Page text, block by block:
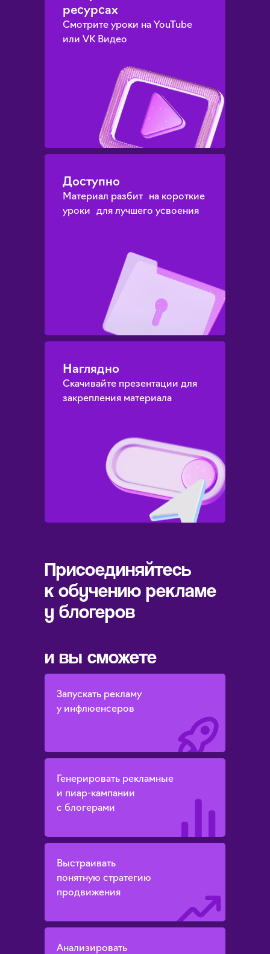
ресурсах
Смотрите уроки на YouTube
или VK Видео
Доступно
Материал разбит на короткие
уроки для лучшего усвоения
Наглядно
Скачивайте презентации для
закрепления материала
Запускать рекламу
у инфлюенсеров
Генерировать рекламные
и пиар-кампании
с блогерами
Выстраивать
понятную стратегию
продвижения
Анализировать
Присоединяйтесь
к обучению рекламе
у блогеров
и вы сможете